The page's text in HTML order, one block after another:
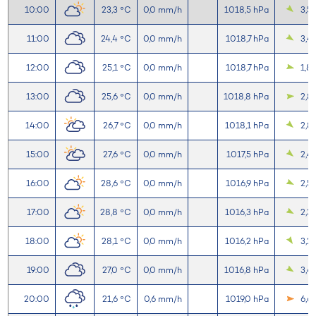
10:00 23,3 °C 0,0 mm/h 1018,5 hPa 3,5
11:00 24,4 °C 0,0 mm/h 1018,7 hPa 3,4
12:00 25,1 °C 0,0 mm/h 1018,7 hPa 1,8
13:00 25,6 °C 0,0 mm/h 1018,8 hPa 2,8
14:00 26,7 °C 0,0 mm/h 1018,1 hPa 2,8
15:00 27,6 °C 0,0 mm/h 1017,5 hPa 2,4
16:00 28,6 °C 0,0 mm/h 1016,9 hPa 2,5
17:00 28,8 °C 0,0 mm/h 1016,3 hPa 2,3
18:00 28,1 °C 0,0 mm/h 1016,2 hPa 3,2
19:00 27,0 °C 0,0 mm/h 1016,8 hPa 3,4
20:00 21,6 °C 0,6 mm/h 1019,0 hPa 6,6